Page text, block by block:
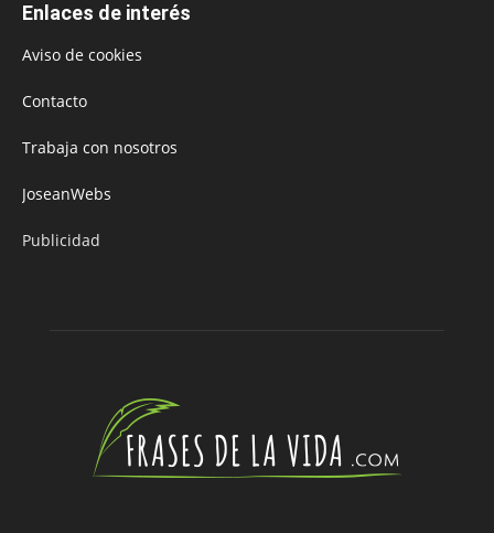
Enlaces de interés
Aviso de cookies
Contacto
Trabaja con nosotros
JoseanWebs
Publicidad